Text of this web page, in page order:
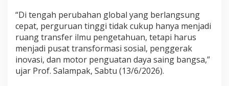
“Di tengah perubahan global yang berlangsung
cepat, perguruan tinggi tidak cukup hanya menjadi
ruang transfer ilmu pengetahuan, tetapi harus
menjadi pusat transformasi sosial, penggerak
inovasi, dan motor penguatan daya saing bangsa,”
ujar Prof. Salampak, Sabtu (13/6/2026).